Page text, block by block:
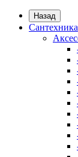
Назад
Сантехника